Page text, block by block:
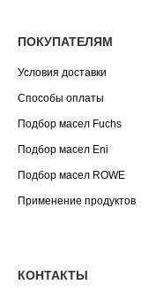
ПОКУПАТЕЛЯМ
Условия доставки
Способы оплаты
Подбор масел Fuchs
Подбор масел Eni
Подбор масел ROWE
Применение продуктов
КОНТАКТЫ